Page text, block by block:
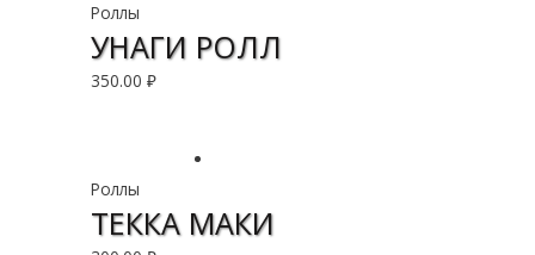
Роллы
УНАГИ РОЛЛ
350.00 ₽
Роллы
ТЕККА МАКИ